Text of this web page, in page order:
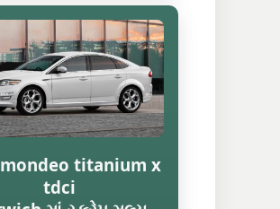
titanium x
tdci